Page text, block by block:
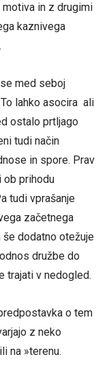
in z drugimi
kaznivega
med seboj
lahko asocira ali
ostalo prtljago
tudi način
in spore. Prav
ob prihodu
tudi vprašanje
začetnega
še dodatno otežuje
družbe do
trajati v nedogled.
o tem
z neko
na »terenu.